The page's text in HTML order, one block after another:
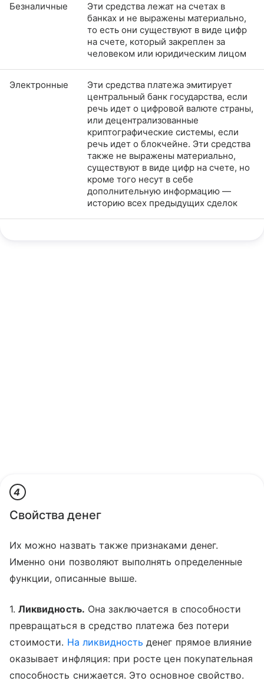
Безналичные
Эти средства лежат на счетах в
банках и не выражены материально,
то есть они существуют в виде цифр
на счете, который закреплен за
человеком или юридическим лицом
Электронные
Эти средства платежа эмитирует
центральный банк государства, если
речь идет о цифровой валюте страны,
или децентрализованные
криптографические системы, если
речь идет о блокчейне. Эти средства
также не выражены материально,
существуют в виде цифр на счете, но
кроме того несут в себе
дополнительную информацию —
историю всех предыдущих сделок
4
Свойства денег
Их можно назвать также признаками денег.
Именно они позволяют выполнять определенные
функции, описанные выше.
1.Ликвидность. Она заключается в способности
превращаться в средство платежа без потери
стоимости. На ликвидность денег прямое влияние
оказывает инфляция: при росте цен покупательная
способность снижается. Это основное свойство.